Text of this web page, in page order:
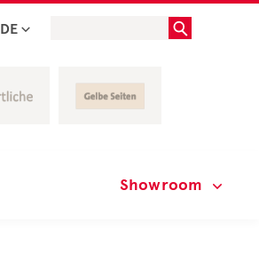
DE
Showroom